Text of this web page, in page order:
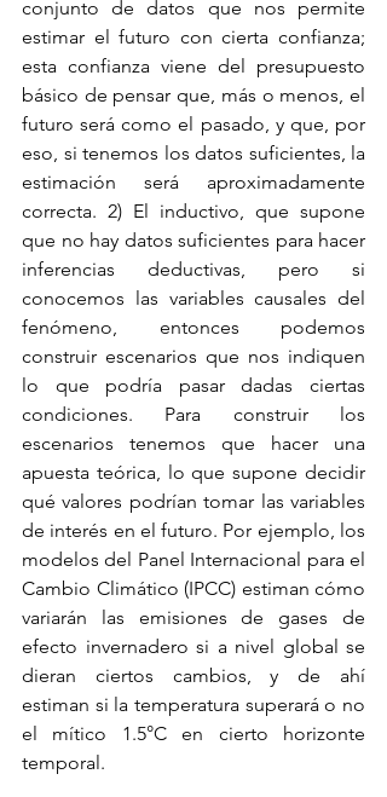
conjunto de datos que nos permite
estimar el futuro con cierta confianza;
esta confianza viene del presupuesto
básico de pensar que, más o menos, el
futuro será como el pasado, y que, por
eso, si tenemos los datos suficientes, la
estimación será aproximadamente
correcta. 2) El inductivo, que supone
que no hay datos suficientes para hacer
inferencias deductivas, pero si
conocemos las variables causales del
fenómeno, entonces podemos
construir escenarios que nos indiquen
lo que podría pasar dadas ciertas
condiciones. Para construir los
escenarios tenemos que hacer una
apuesta teórica, lo que supone decidir
qué valores podrían tomar las variables
de interés en el futuro. Por ejemplo, los
modelos del Panel Internacional para el
Cambio Climático (IPCC) estiman cómo
variarán las emisiones de gases de
efecto invernadero si a nivel global se
dieran ciertos cambios, y de ahí
estiman si la temperatura superará o no
el mítico 1.5°C en cierto horizonte
temporal.